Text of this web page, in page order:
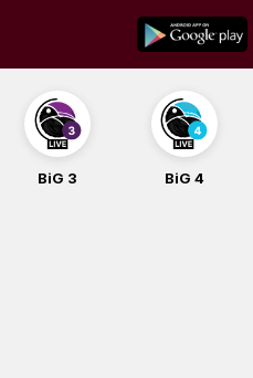
content
BiG 3 BiG 4